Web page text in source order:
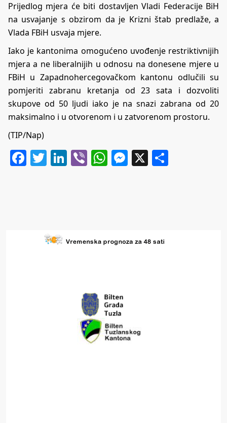
Prijedlog mjera će biti dostavljen Vladi Federacije BiH
na usvajanje s obzirom da je Krizni štab predlaže, a
Vlada FBiH usvaja mjere.
Iako je kantonima omogućeno uvođenje restriktivnijih
mjera a ne liberalnijih u odnosu na donesene mjere u
FBiH u Zapadnohercegovačkom kantonu odlučili su
pomjeriti zabranu kretanja od 23 sata i dozvoliti
skupove od 50 ljudi iako je na snazi zabrana od 20
maksimalno i u otvorenom i u zatvorenom prostoru.
(TIP/Nap)
Facebook
Twitter
LinkedIn
ViberWhatsApp
Messenger
X